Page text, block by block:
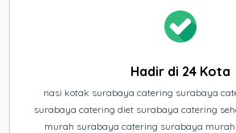
Hadir di 24 Kota
nasi kotak surabaya catering surabaya
surabaya catering diet surabaya catering
murah surabaya catering surabaya